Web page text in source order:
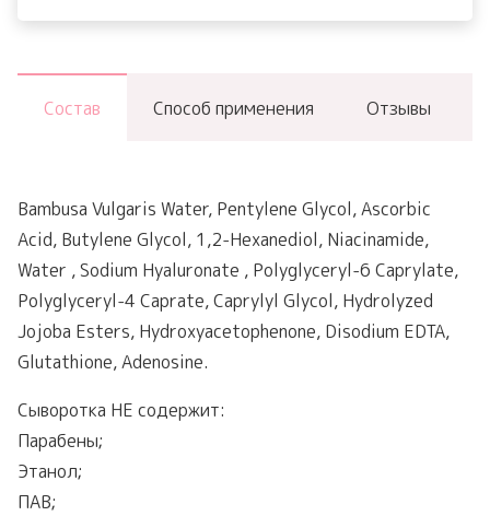
Состав Способ применения Отзывы
Bambusa Vulgaris Water, Pentylene Glycol, Ascorbic
Acid, Butylene Glycol, 1,2-Hexanediol, Niacinamide,
Water , Sodium Hyaluronate , Polyglyceryl-6 Caprylate,
Polyglyceryl-4 Caprate, Caprylyl Glycol, Hydrolyzed
Jojoba Esters, Hydroxyacetophenone, Disodium EDTA,
Glutathione, Adenosine.
Сыворотка НЕ содержит:
Парабены;
Этанол;
ПАВ;